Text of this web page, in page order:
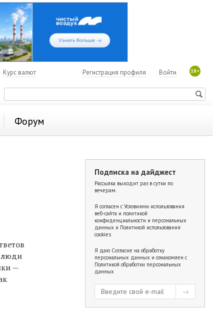
Курс валют 18+
Войти
Регистрация профиля
Форум
люди
—
Подписка на дайджест
Рассылка выходит раз в сутки по
вечерам.
Я согласен с Условиями использования
веб-сайта и политикой
конфиденциальности и персональных
данных и Политикой использования
cookies
Я даю Согласие на обработку
персональных данных и ознакомлен с
Политикой обработки персональных
данных